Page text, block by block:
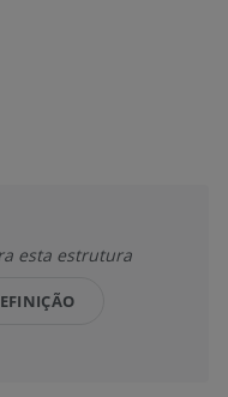
esta estrutura